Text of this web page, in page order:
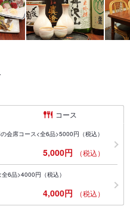
コース
会席コース<全6品>5000円（税込）
5,000円 （税込）
6品>4000円（税込）
4,000円 （税込）